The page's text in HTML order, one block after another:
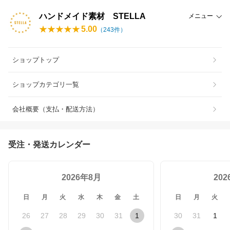
ハンドメイド素材 STELLA メニュー
5.00 （243件）
ショップトップ
ショップカテゴリ一覧
会社概要（支払・配送方法）
受注・発送カレンダー
2026年8月
日 月 火 水 木 金 土
26 27 28 29 30 31 1
日 月 火
30 31 1